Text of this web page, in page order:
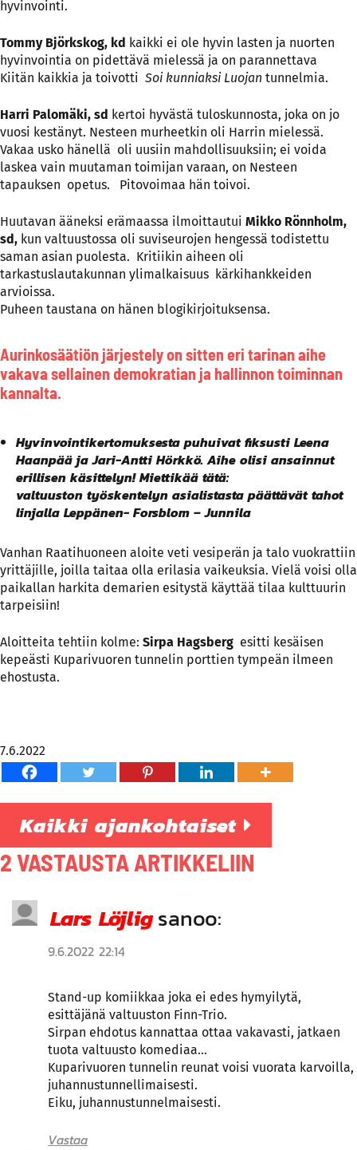
hyvinvointi.
Tommy Björkskog, kd kaikki ei ole hyvin lasten ja nuorten
hyvinvointia on pidettävä mielessä ja on parannettava
Kiitän kaikkia ja toivotti Soi kunniaksi Luojan tunnelmia.
Harri Palomäki, sd kertoi hyvästä tuloskunnosta, joka on jo
vuosi kestänyt. Nesteen murheetkin oli Harrin mielessä.
Vakaa usko hänellä oli uusiin mahdollisuuksiin; ei voida
laskea vain muutaman toimijan varaan, on Nesteen
tapauksen opetus. Pitovoimaa hän toivoi.
Huutavan ääneksi erämaassa ilmoittautui Mikko Rönnholm,
sd, kun valtuustossa oli suviseurojen hengessä todistettu
saman asian puolesta. Kritiikin aiheen oli
tarkastuslautakunnan ylimalkaisuus kärkihankkeiden
arvioissa.
Puheen taustana on hänen blogikirjoituksensa.
Aurinkosäätiön järjestely on sitten eri tarinan aihe
vakava sellainen demokratian ja hallinnon toiminnan
kannalta.
Hyvinvointikertomuksesta puhuivat fiksusti Leena
Haanpää ja Jari-Antti Hörkkö. Aihe olisi ansainnut
erillisen käsittelyn! Miettikää tätä:
valtuuston työskentelyn asialistasta päättävät tahot
linjalla Leppänen- Forsblom – Junnila
Vanhan Raatihuoneen aloite veti vesiperän ja talo vuokrattiin
yrittäjille, joilla taitaa olla erilasia vaikeuksia. Vielä voisi olla
paikallan harkita demarien esitystä käyttää tilaa kulttuurin
tarpeisiin!
Aloitteita tehtiin kolme: Sirpa Hagsberg esitti kesäisen
kepeästi Kuparivuoren tunnelin porttien tympeän ilmeen
ehostusta.
7.6.2022
Kaikki ajankohtaiset
2 VASTAUSTA ARTIKKELIIN
Lars Löjligsanoo:
9.6.2022 22:14
Stand-up komiikkaa joka ei edes hymyilytä,
esittäjänä valtuuston Finn-Trio.
Sirpan ehdotus kannattaa ottaa vakavasti, jatkaen
tuota valtuusto komediaa…
Kuparivuoren tunnelin reunat voisi vuorata karvoilla,
juhannustunnellimaisesti.
Eiku, juhannustunnelmaisesti.
Vastaa